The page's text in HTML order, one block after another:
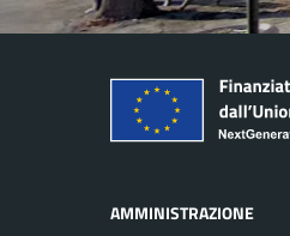
AMMINISTRAZIONE